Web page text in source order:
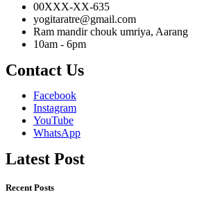
00XXX-XX-635
yogitaratre@gmail.com
Ram mandir chouk umriya, Aarang
10am - 6pm
Contact Us
Facebook
Instagram
YouTube
WhatsApp
Latest Post
Recent Posts